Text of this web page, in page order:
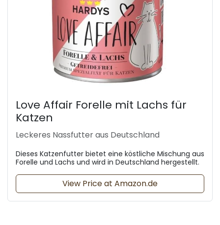
Love Affair Forelle mit Lachs für
Katzen
Leckeres Nassfutter aus Deutschland
Dieses Katzenfutter bietet eine köstliche Mischung aus
Forelle und Lachs und wird in Deutschland hergestellt.
View Price at Amazon.de